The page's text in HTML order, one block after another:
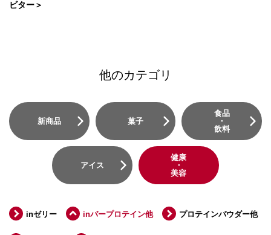
ビター＞
他のカテゴリ
新商品 菓子
食品
・
飲料
アイス
健康
・
美容
inゼリー inバープロテイン他 プロテインパウダー他